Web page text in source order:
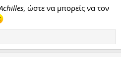
, ώστε να μπορείς να τον